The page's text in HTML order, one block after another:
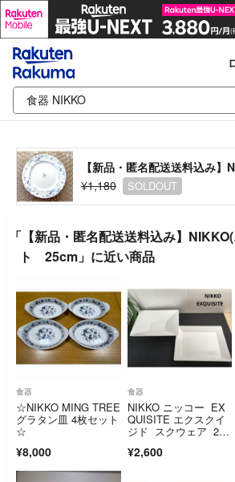
¥1,180
SOLDOUT
「【新品・匿名配送送料込み】
ト 25cm」に近い商品
食器
☆NIKKO MING TREE
グラタン皿 4枚セット
☆
¥8,000
食器
NIKKO ニッコー EX
QUISITE エクスクイ
ジド スクウェア 25c
ット
¥2,600